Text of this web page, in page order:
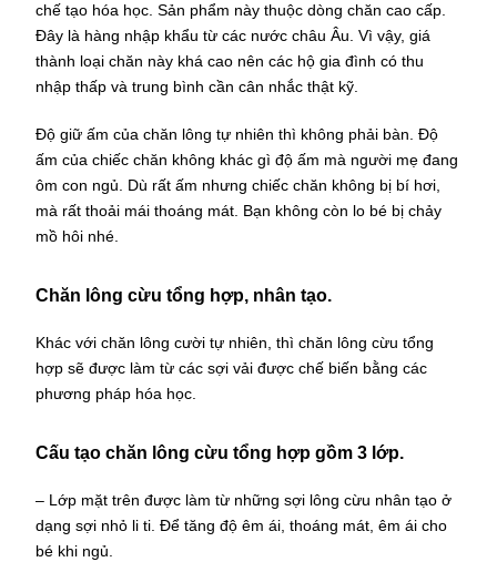
chế tạo hóa học. Sản phẩm này thuộc dòng chăn cao cấp.
Đây là hàng nhập khẩu từ các nước châu Âu. Vì vậy, giá
thành loại chăn này khá cao nên các hộ gia đình có thu
nhập thấp và trung bình cần cân nhắc thật kỹ.
Độ giữ ấm của chăn lông tự nhiên thì không phải bàn. Độ
ấm của chiếc chăn không khác gì độ ấm mà người mẹ đang
ôm con ngủ. Dù rất ấm nhưng chiếc chăn không bị bí hơi,
mà rất thoải mái thoáng mát. Bạn không còn lo bé bị chảy
mồ hôi nhé.
Chăn lông cừu tổng hợp, nhân tạo.
Khác với chăn lông cười tự nhiên, thì chăn lông cừu tổng
hợp sẽ được làm từ các sợi vải được chế biến bằng các
phương pháp hóa học.
Cấu tạo chăn lông cừu tổng hợp gồm 3 lớp.
– Lớp mặt trên được làm từ những sợi lông cừu nhân tạo ở
dạng sợi nhỏ li ti. Để tăng độ êm ái, thoáng mát, êm ái cho
bé khi ngủ.